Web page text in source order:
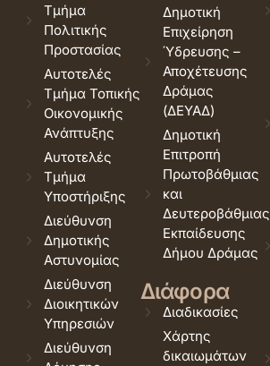
Τμήμα
Πολιτικής
Προστασίας
Αυτοτελές
Τμήμα Τοπικής
Οικονομικής
Ανάπτυξης
Αυτοτελές
Τμήμα
Υποστήριξης
Διεύθυνση
Δημοτικής
Αστυνομίας
Διεύθυνση
Διοικητικών
Υπηρεσιών
Διεύθυνση
Δημοτική
Επιχείρηση
Ύδρευσης –
Αποχέτευσης
Δράμας
(ΔΕΥΑΔ)
Δημοτική
Επιτροπή
Πρωτοβάθμιας
και
Δευτεροβάθμιας
Εκπαίδευσης
Δήμου Δράμας
Διάφορα
Διαδικασίες
Χάρτης
δικαιωμάτων